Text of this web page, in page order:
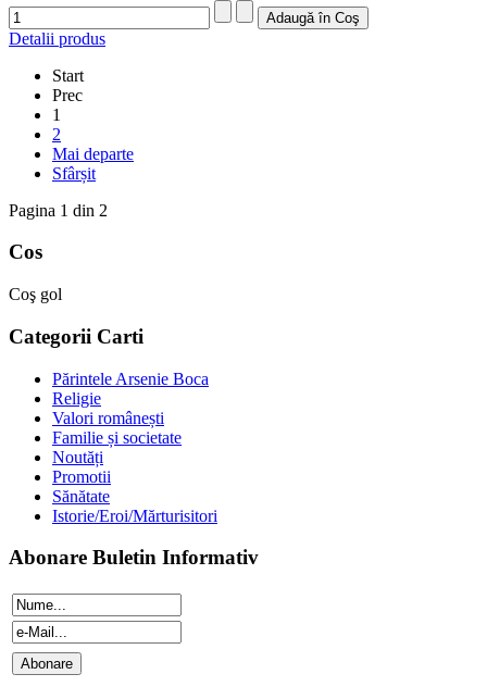
Detalii produs
Start
Prec
1
2
Mai departe
Sfârșit
Pagina 1 din 2
Cos
Coş gol
Categorii Carti
Părintele Arsenie Boca
Religie
Valori românești
Familie și societate
Noutăți
Promotii
Sănătate
Istorie/Eroi/Mărturisitori
Abonare Buletin Informativ